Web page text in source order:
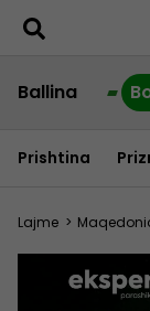
Ballina
Prishtina
Lajme >